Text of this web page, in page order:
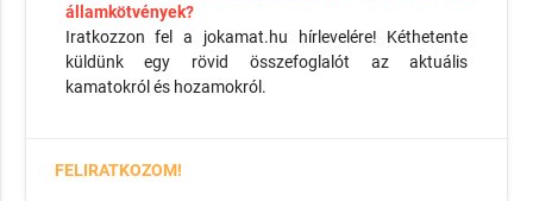
államkötvények?
Iratkozzon fel a jokamat.hu hírlevelére! Kéthetente
küldünk egy rövid összefoglalót az aktuális
kamatokról és hozamokról.
FELIRATKOZOM!